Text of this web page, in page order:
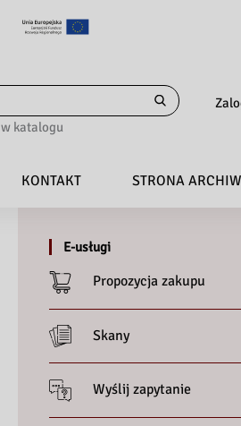
w katalogu
KONTAKT STRONA
E-usługi
Propozycja zakupu
Skany
Wyślij zapytanie